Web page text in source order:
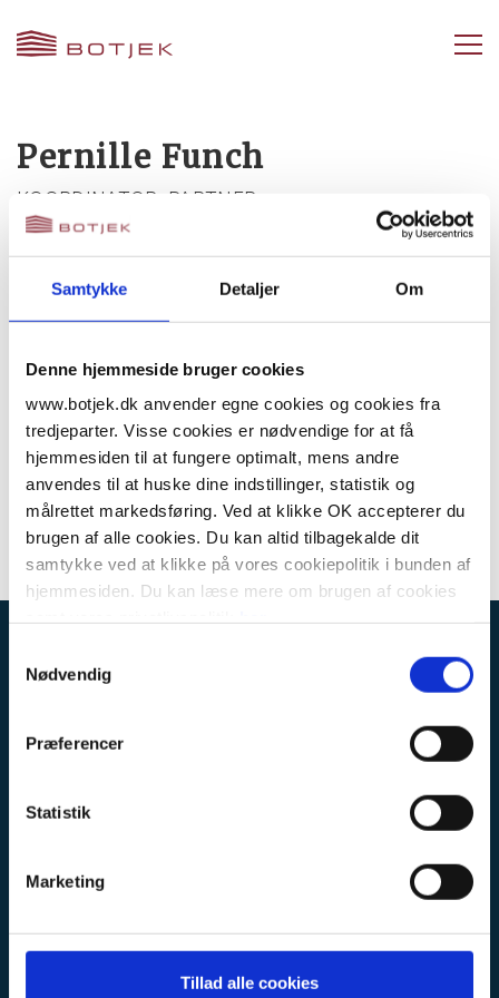
Samtykke Detaljer Om
Denne hjemmeside bruger cookies
www.botjek.dk anvender egne cookies og cookies fra
tredjeparter. Visse cookies er nødvendige for at få
hjemmesiden til at fungere optimalt, mens andre
anvendes til at huske dine indstillinger, statistik og
målrettet markedsføring. Ved at klikke OK accepterer du
brugen af alle cookies. Du kan altid tilbagekalde dit
samtykke ved at klikke på vores cookiepolitik i bunden af
hjemmesiden. Du kan læse mere om brugen af cookies
Nødvendig
Præferencer
Statistik
Marketing
Tillad alle cookies
Pernille Funch
KOORDINATOR, PARTNER
+45 20 65 22 16
pfj@botjek.dk
Download vCard
Pernille Funch er koodinator og partner hos
Botjek Center København Syd.
8700 Horsens
KUNDESERVICE
FAQ
Kontakt kædekontoret